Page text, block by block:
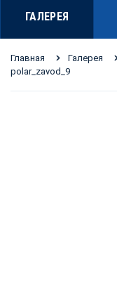
ГАЛЕРЕЯ
Главная Галерея
polar_zavod_9